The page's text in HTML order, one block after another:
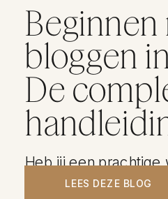
Heb jij een prachtige
geweldig aanbod?
bloggen
De
LEES DEZE BLOG